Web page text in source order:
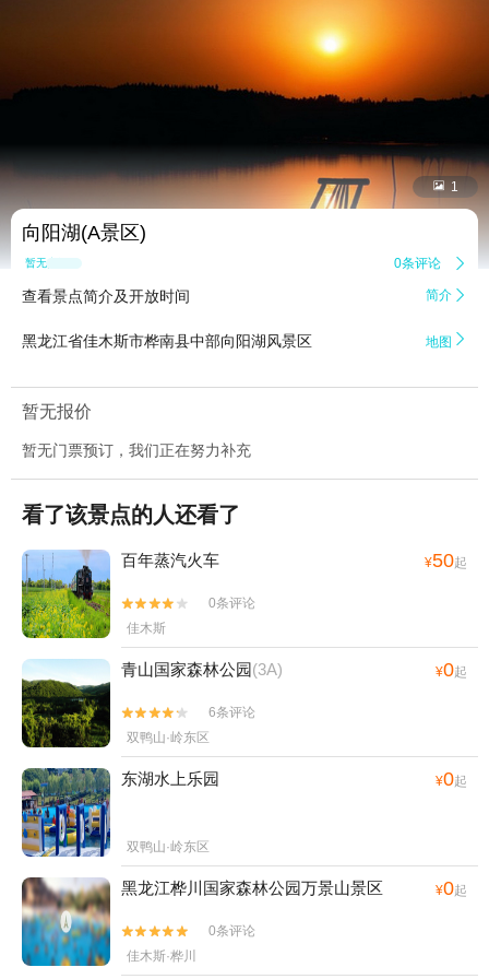
 1
向阳湖(A景区)
暂无点评 0条评论 
查看景点简介及开放时间 简介 
黑龙江省佳木斯市桦南县中部向阳湖风景区 地图 
暂无报价
暂无门票预订，我们正在努力补充
看了该景点的人还看了
百年蒸汽火车 ¥50起


0条评论
佳木斯
青山国家森林公园(3A) ¥0起


6条评论
双鸭山·岭东区
东湖水上乐园 ¥0起
双鸭山·岭东区
黑龙江桦川国家森林公园万景山景区 ¥0起


0条评论
佳木斯·桦川